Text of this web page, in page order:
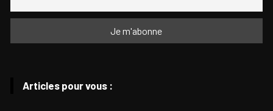
Articles pour vous :